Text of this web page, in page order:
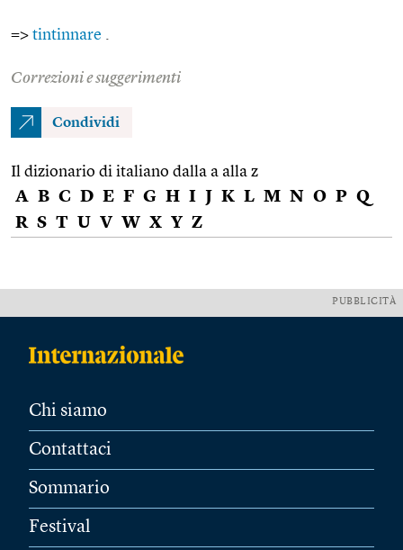
=> tintinnare
Correzioni e suggerimenti
Condividi
Il dizionario di italiano dalla a alla z
A B C D E F G H I J K L M N O P Q
R S T U V W X Y Z
PUBBLICITÀ
Chi siamo
Contattaci
Sommario
Festival